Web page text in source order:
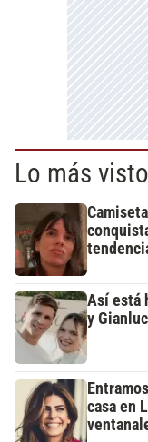
Lo más visto
Así está
y
casa en